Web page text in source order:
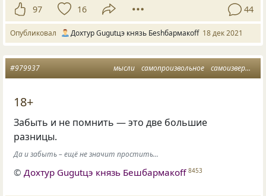
97 16 44
Опубликовал Дохтур Gugutцэ князь Беshбармакоff 18 дек 2021
мысли самопроизвольное самоизвержение
#979937
18+
Забыть и не помнить — это две большие
разницы.
Да и забыть – ещё не значит простить...
© Дохтур Gugutцэ князь Бешбармакоff 8453